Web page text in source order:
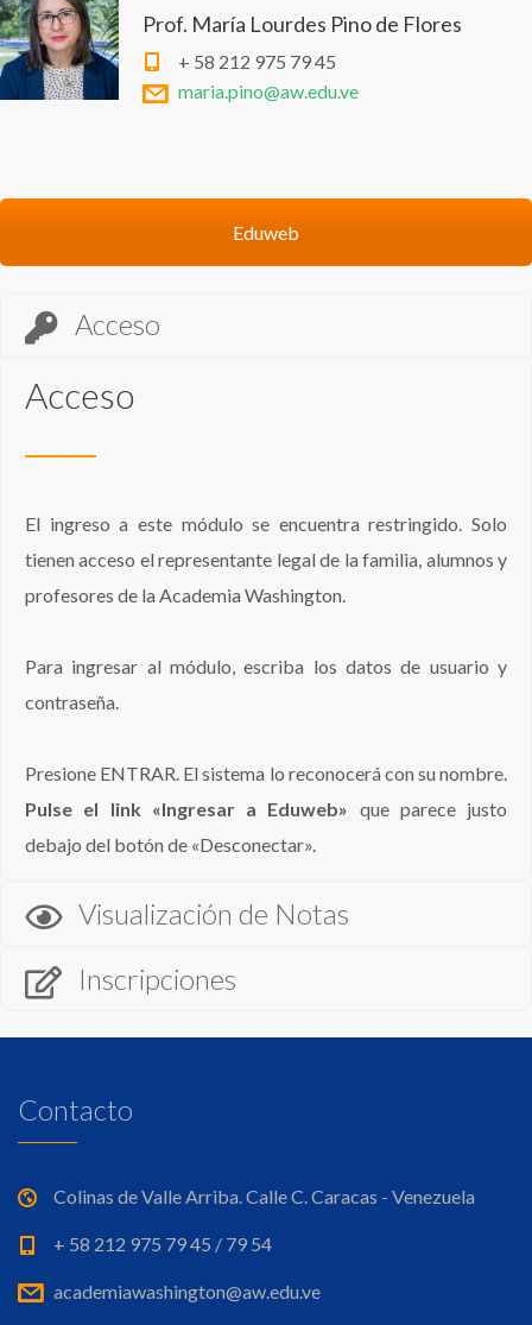
Prof. María Lourdes Pino de Flores
+ 58 212 975 79 45
maria.pino@aw.edu.ve
Eduweb
Acceso
Acceso
El ingreso a este módulo se encuentra restringido. Solo
tienen acceso el representante legal de la familia, alumnos y
profesores de la Academia Washington.
Para ingresar al módulo, escriba los datos de usuario y
contraseña.
Presione ENTRAR. El sistema lo reconocerá con su nombre.
Pulse el link «Ingresar a Eduweb» que parece justo
debajo del botón de «Desconectar».
Visualización de Notas
Inscripciones
Contacto
Colinas de Valle Arriba. Calle C. Caracas - Venezuela
+ 58 212 975 79 45 / 79 54
academiawashington@aw.edu.ve